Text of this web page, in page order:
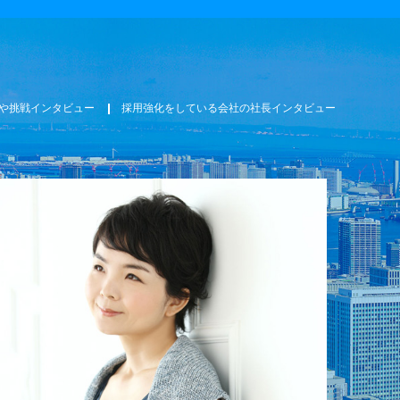
挑戦インタビュー 採用強化をしている会社の社長インタビュー